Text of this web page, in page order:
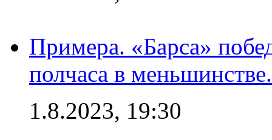
Примера. «Барса»
полчаса в
1.8.2023, 19:30